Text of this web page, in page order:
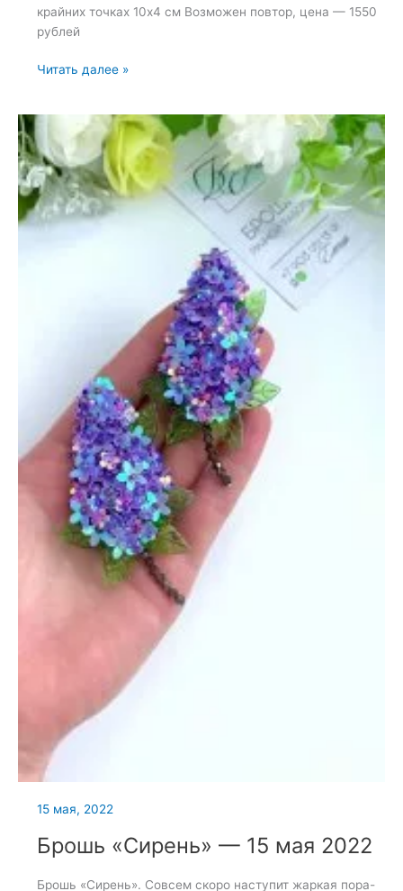
крайних точках 10х4 см Возможен повтор, цена — 1550
рублей
Броши:
—
16
мая
2022
Читать далее »
15 мая, 2022
Брошь «Сирень» — 15 мая 2022
Брошь «Сирень». Совсем скоро наступит жаркая пора-